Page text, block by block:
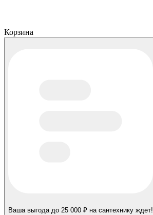
Корзина
Ваша выгода до 25 000 ₽ на сантехнику ждет!